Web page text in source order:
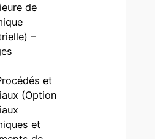
de
–
et
(Option
et